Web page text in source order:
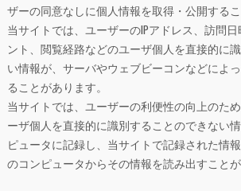
ザーの同意なしに個人情報を取得・公開するこ
当サイトでは、ユーザーのIPアドレス、訪問
ント、閲覧経路などのユーザ個人を直接的に
い情報が、サーバやウェブビーコンなどによ
ることがあります。
当サイトでは、ユーザーの利便性の向上のた
ーザ個人を直接的に識別することのできない
ピュータに記録し、当サイトで記録された情
のコンピュータからその情報を読み出すことが